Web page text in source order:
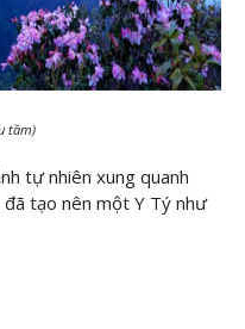
tầm)
tự nhiên xung quanh
tạo nên một Y Tý như